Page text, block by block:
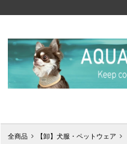
全商品 【卸】犬服・ペットウェア